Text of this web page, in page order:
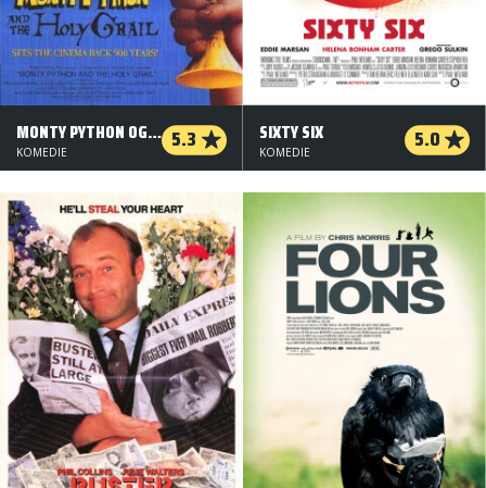
MONTY PYTHON OG DE SKØRE RIDDERE 5.3
KOMEDIE
SIXTY SIX 5.0
KOMEDIE